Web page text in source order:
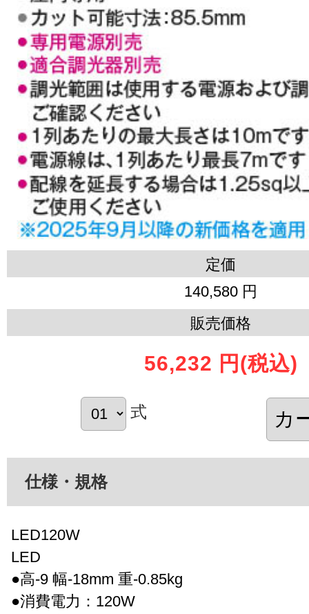
定価
140,580 円
販売価格
56,232 円 (税込)
式
仕様・規格
LED120W
LED
●高-9 幅-18mm 重-0.85kg
●消費電力：120W